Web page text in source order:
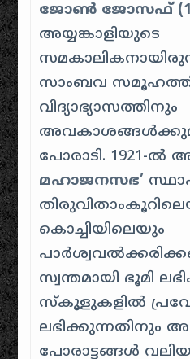
ജോൺ ജോസഫ്
അയ്യങ്കാളിയുടെ
സാംബവ
വിദ്യാഭ്യാസത്തിനും
പോരാടി. 1921-ൽ
മഹാജനസഭ’
കൊച്ചിയിലെയും
സ്വന്തമായി ഭൂമി
സ്കൂളുകളിൽ
ലഭിക്കുന്നതിനും
പോരാട്ടങ്ങൾ